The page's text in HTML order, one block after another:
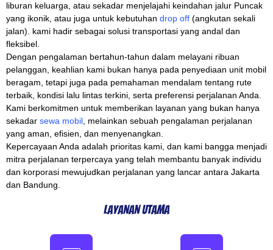
liburan keluarga, atau sekadar menjelajahi keindahan jalur Puncak
yang ikonik, atau juga untuk kebutuhan drop off (angkutan sekali
jalan). kami hadir sebagai solusi transportasi yang andal dan
fleksibel.
Dengan pengalaman bertahun-tahun dalam melayani ribuan
pelanggan, keahlian kami bukan hanya pada penyediaan unit mobil
beragam, tetapi juga pada pemahaman mendalam tentang rute
terbaik, kondisi lalu lintas terkini, serta preferensi perjalanan Anda.
Kami berkomitmen untuk memberikan layanan yang bukan hanya
sekadar sewa mobil , melainkan sebuah pengalaman perjalanan
yang aman, efisien, dan menyenangkan.
Kepercayaan Anda adalah prioritas kami, dan kami bangga menjadi
mitra perjalanan terpercaya yang telah membantu banyak individu
dan korporasi mewujudkan perjalanan yang lancar antara Jakarta
dan Bandung.
Layanan Utama